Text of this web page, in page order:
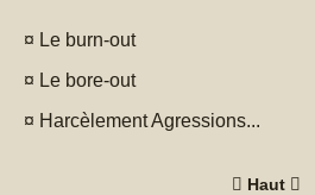
¤ Le burn-out
¤ Le bore-out
¤ Harcèlement Agressions...
 Haut 